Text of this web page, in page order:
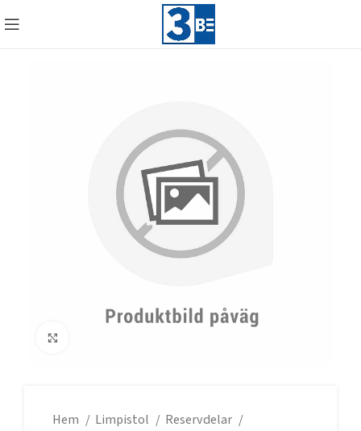
Hem Limpistol
Reservdelar